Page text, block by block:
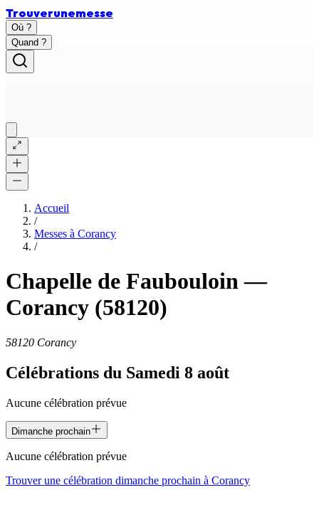
Trouverunemesse
Où ?
Quand ?
Accueil
/
Messes à Corancy
/
Chapelle de Faubouloin—
Corancy (58120)
58120 Corancy
Célébrations du Samedi 8 août
Aucune célébration prévue
Dimanche prochain
Aucune célébration prévue
Trouver une célébration dimanche prochain à Corancy